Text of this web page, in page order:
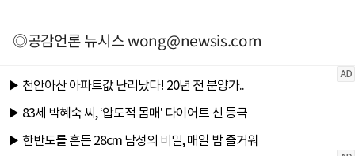
◎공감언론 뉴시스wong@newsis.com